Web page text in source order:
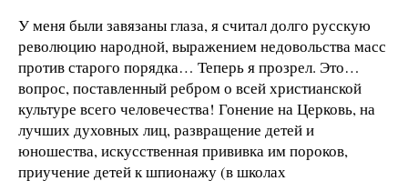
У меня были завязаны глаза, я считал долго русскую
революцию народной, выражением недовольства масс
против старого порядка… Теперь я прозрел. Это…
вопрос, поставленный ребром о всей христианской
культуре всего человечества! Гонение на Церковь, на
лучших духовных лиц, развращение детей и
юношества, искусственная прививка им пороков,
приучение детей к шпионажу (в школах